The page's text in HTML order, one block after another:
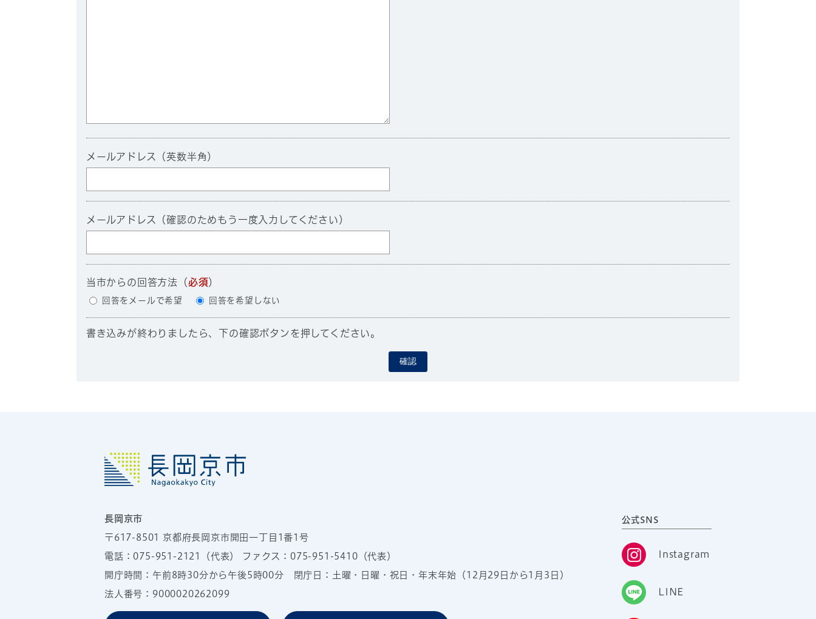
メールアドレス（英数半角）
メールアドレス（確認のためもう一度入力してください）
当市からの回答方法 （必須）
回答をメールで希望 回答を希望しない
書き込みが終わりましたら、下の確認ボタンを押してください。
確認
長岡京市
〒617-8501 京都府長岡京市開田一丁目1番1号
電話：075-951-2121 （代表） ファクス：075-951-5410（代表）
開庁時間：午前8時30分から午後5時00分 閉庁日：土曜・日曜・祝日・年末年始（12月29日から1月3日）
法人番号：9000020262099
公式SNS
Instagram
LINE